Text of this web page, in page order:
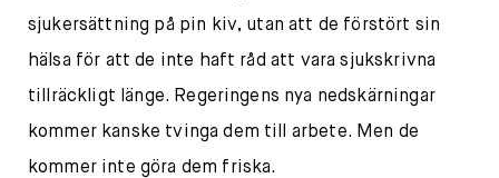
sjukersättning på pin kiv, utan att de förstört sin
hälsa för att de inte haft råd att vara sjukskrivna
tillräckligt länge. Regeringens nya nedskärningar
kommer kanske tvinga dem till arbete. Men de
kommer inte göra dem friska.